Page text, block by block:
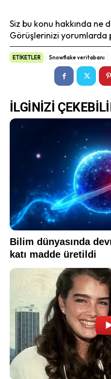
Siz bu konu hakkında ne
Görüşlerinizi yorumlarda
ETİKETLER Snowflake veritabanı